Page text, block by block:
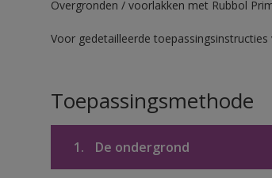
Overgronden / voorlakken met Rubbol
Voor gedetailleerde
Toepassingsmethode
1. De ondergrond